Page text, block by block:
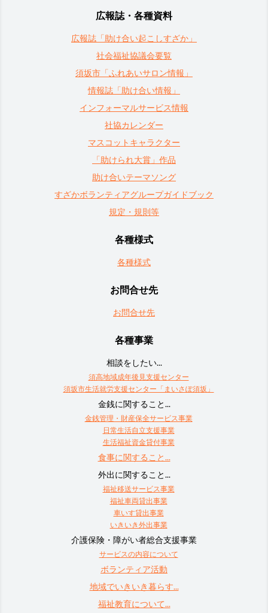
広報誌・各種資料
広報誌「助け合い起こしすざか」
社会福祉協議会要覧
須坂市「ふれあいサロン情報」
情報誌「助け合い情報」
インフォーマルサービス情報
社協カレンダー
マスコットキャラクター
「助けられ大賞」作品
助け合いテーマソング
すざかボランティアグループガイドブック
規定・規則等
各種様式
各種様式
お問合せ先
お問合せ先
各種事業
相談をしたい...
須高地域成年後見支援センター
須坂市生活就労支援センター「まいさぽ須坂」
金銭に関すること...
金銭管理・財産保全サービス事業
日常生活自立支援事業
生活福祉資金貸付事業
食事に関すること...
外出に関すること...
福祉移送サービス事業
福祉車両貸出事業
車いす貸出事業
いきいき外出事業
介護保険・障がい者総合支援事業
サービスの内容について
ボランティア活動
地域でいきいき暮らす...
福祉教育について...